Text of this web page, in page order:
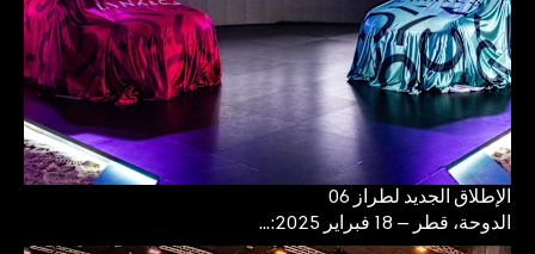
الإطلاق الجديد لطراز 06
الدوحة، قطر – 18 فبراير 2025:...